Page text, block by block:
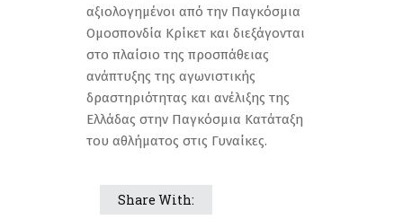
αξιολογημένοι από την Παγκόσμια
Ομοσπονδία Κρίκετ και διεξάγονται
στο πλαίσιο της προσπάθειας
ανάπτυξης της αγωνιστικής
δραστηριότητας και ανέλιξης της
Ελλάδας στην Παγκόσμια Κατάταξη
του αθλήματος στις Γυναίκες.
Share With: